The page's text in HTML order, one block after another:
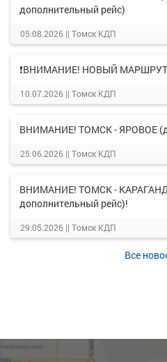
дополнительный рейс)
05.08.2026 || Томск КДП
❗ВНИМАНИЕ! НОВЫЙ
10.07.2026 || Томск КДП
ВНИМАНИЕ! ТОМСК - ЯРОВОЕ
25.06.2026 || Томск КДП
ВНИМАНИЕ! ТОМСК -
дополнительный рейс)!
29.05.2026 || Томск КДП
Все